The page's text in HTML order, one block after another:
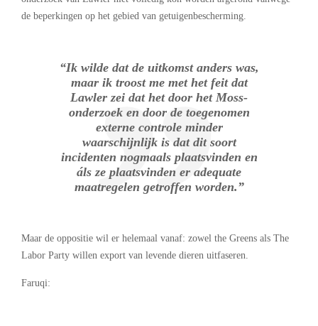
de beperkingen op het gebied van getuigenbescherming.
“Ik wilde dat de uitkomst anders was,
maar ik troost me met het feit dat
Lawler zei dat het door het Moss-
onderzoek en door de toegenomen
externe controle minder
waarschijnlijk is dat dit soort
incidenten nogmaals plaatsvinden en
áls ze plaatsvinden er adequate
maatregelen getroffen worden.”
Maar de oppositie wil er helemaal vanaf: zowel the Greens als The
Labor Party willen export van levende dieren uitfaseren.
Faruqi: